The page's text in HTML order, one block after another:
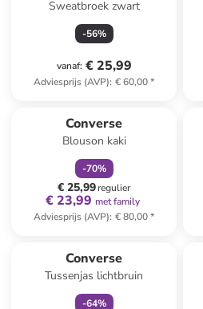
Sweatbroek zwart
-56%
vanaf: € 25,99
Adviesprijs (AVP): € 60,00*
Converse
Blouson kaki
-70%
€ 25,99regulier
€ 23,99 met family
Adviesprijs (AVP): € 80,00*
Converse
Tussenjas lichtbruin
-64%